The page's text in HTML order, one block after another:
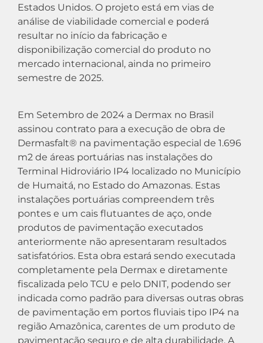
Estados Unidos. O projeto está em vias de
análise de viabilidade comercial e poderá
resultar no início da fabricação e
disponibilização comercial do produto no
mercado internacional, ainda no primeiro
semestre de 2025.
Em Setembro de 2024 a Dermax no Brasil
assinou contrato para a execução de obra de
Dermasfalt® na pavimentação especial de 1.696
m2 de áreas portuárias nas instalações do
Terminal Hidroviário IP4 localizado no Município
de Humaitá, no Estado do Amazonas. Estas
instalações portuárias compreendem três
pontes e um cais flutuantes de aço, onde
produtos de pavimentação executados
anteriormente não apresentaram resultados
satisfatórios. Esta obra estará sendo executada
completamente pela Dermax e diretamente
fiscalizada pelo TCU e pelo DNIT, podendo ser
indicada como padrão para diversas outras obras
de pavimentação em portos fluviais tipo IP4 na
região Amazônica, carentes de um produto de
pavimentação seguro e de alta durabilidade. A